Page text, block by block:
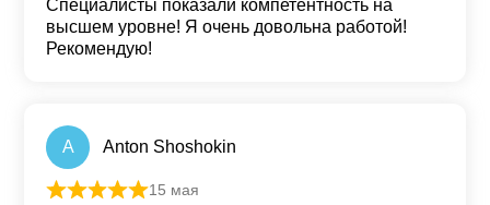
Специалисты показали компетентность на
высшем уровне! Я очень довольна работой!
Рекомендую!
A Anton Shoshokin
15 мая